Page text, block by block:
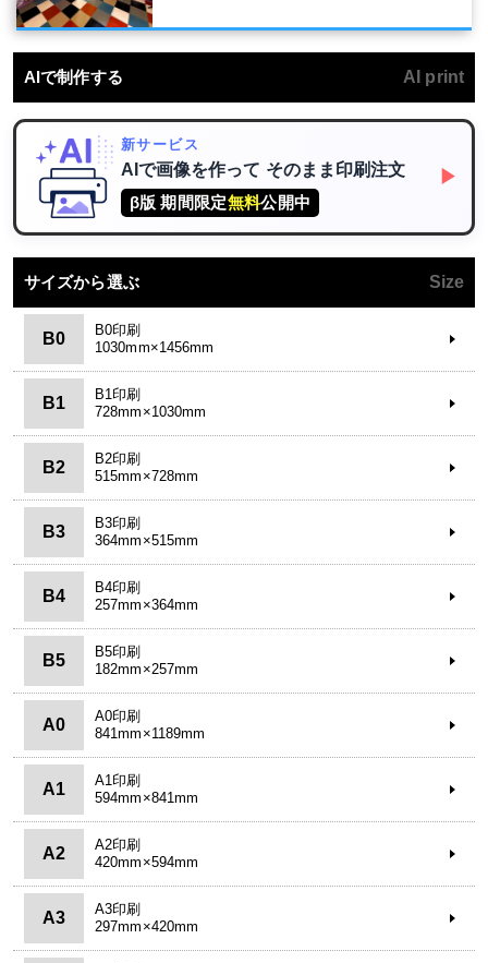
AIで制作する AI print
新サービス
AIで画像を作って そのまま印刷注文
β版 期間限定無料公開中
▶
サイズから選ぶ Size
B0
B0印刷
1030mm×1456mm
B1
B1印刷
728mm×1030mm
B2
B2印刷
515mm×728mm
B3
B3印刷
364mm×515mm
B4
B4印刷
257mm×364mm
B5
B5印刷
182mm×257mm
A0
A0印刷
841mm×1189mm
A1
A1印刷
594mm×841mm
A2
A2印刷
420mm×594mm
A3
A3印刷
297mm×420mm